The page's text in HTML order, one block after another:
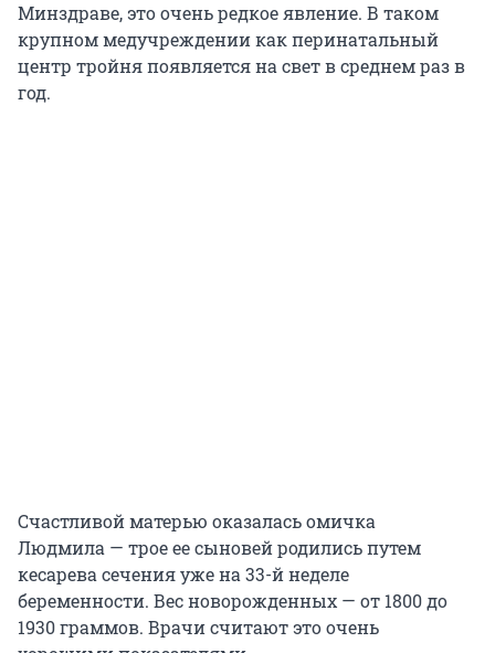
Минздраве, это очень редкое явление. В таком
крупном медучреждении как перинатальный
центр тройня появляется на свет в среднем раз в
год.
Счастливой матерью оказалась омичка
Людмила — трое ее сыновей родились путем
кесарева сечения уже на 33-й неделе
беременности. Вес новорожденных — от 1800 до
1930 граммов. Врачи считают это очень